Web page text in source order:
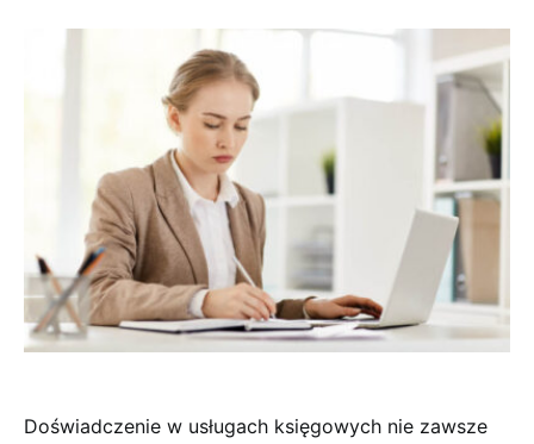
Doświadczenie w usługach księgowych nie zawsze